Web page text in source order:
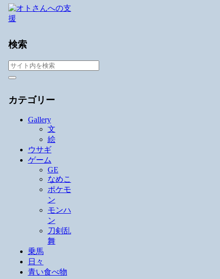
検索
カテゴリー
Gallery
文
絵
ウサギ
ゲーム
GE
なめこ
ポケモ
ン
モンハ
ン
刀剣乱
舞
乗馬
日々
青い食べ物